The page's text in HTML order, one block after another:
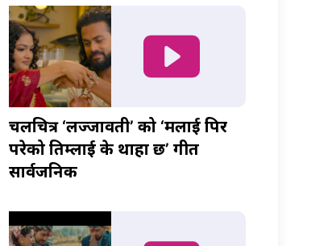
चलचित्र ‘लज्जावती’ को ‘मलाई पिर
परेको तिम्लाई के थाहा छ’ गीत
सार्वजनिक